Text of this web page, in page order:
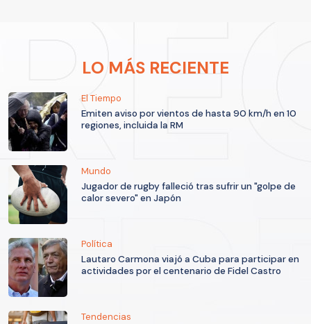
LO MÁS RECIENTE
El Tiempo
Emiten aviso por vientos de hasta 90 km/h en 10
regiones, incluida la RM
Mundo
Jugador de rugby falleció tras sufrir un "golpe de
calor severo" en Japón
Política
Lautaro Carmona viajó a Cuba para participar en
actividades por el centenario de Fidel Castro
Tendencias